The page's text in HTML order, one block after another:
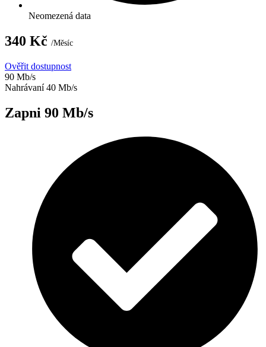
Neomezená data
340 Kč /Měsíc
Ověřit dostupnost
90 Mb/s
Nahrávaní 40 Mb/s
Zapni 90 Mb/s